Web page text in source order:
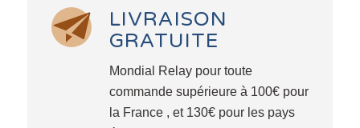
LIVRAISON
GRATUITE
Mondial Relay pour toute
commande supérieure à 100€ pour
la France , et 130€ pour les pays